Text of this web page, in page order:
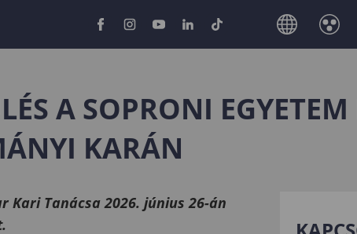
A SOPRONI
KARÁN
Kari Tanácsa 2026. június 26-án